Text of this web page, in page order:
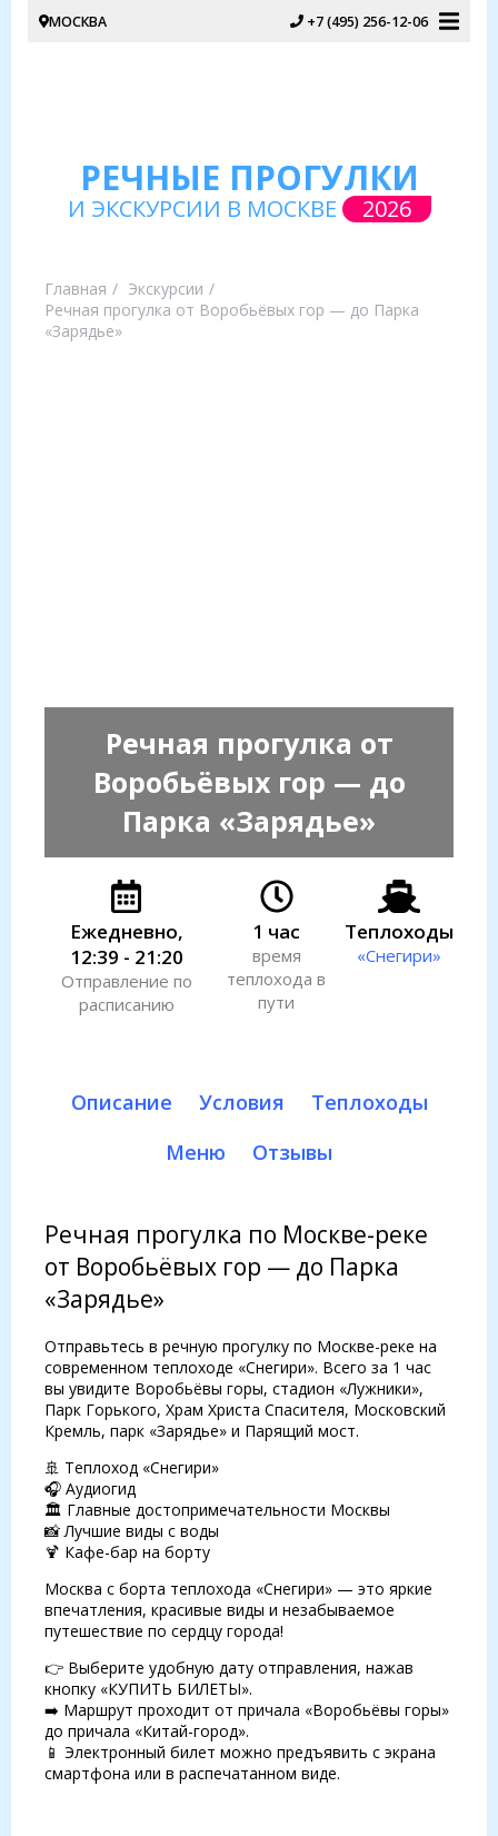
МОСКВА +7 (495) 256-12-06
РЕЧНЫЕ ПРОГУЛКИ
И ЭКСКУРСИИ В МОСКВЕ 2026
Главная
Экскурсии
Речная прогулка от Воробьёвых гор — до Парка
«Зарядье»
Речная прогулка от
Воробьёвых гор — до
Парка «Зарядье»
Ежедневно,
12:39 - 21:20
Отправление по
расписанию
1 час
время
теплохода в
пути
Теплоходы
«Снегири»
Описание Условия
Теплоходы
Меню
Отзывы
Речная прогулка по Москве-реке
от Воробьёвых гор — до Парка
«Зарядье»
Отправьтесь в речную прогулку по Москве-реке на
современном теплоходе «Снегири». Всего за 1 час
вы увидите Воробьёвы горы, стадион «Лужники»,
Парк Горького, Храм Христа Спасителя, Московский
Кремль, парк «Зарядье» и Парящий мост.
🚢 Теплоход «Снегири»
🎧 Аудиогид
🏛 Главные достопримечательности Москвы
📸 Лучшие виды с воды
🍹 Кафе-бар на борту
Москва с борта теплохода «Снегири» — это яркие
впечатления, красивые виды и незабываемое
путешествие по сердцу города!
👉 Выберите удобную дату отправления, нажав
кнопку «КУПИТЬ БИЛЕТЫ».
➡️ Маршрут проходит от причала «Воробьёвы горы»
до причала «Китай-город».
📱 Электронный билет можно предъявить с экрана
смартфона или в распечатанном виде.